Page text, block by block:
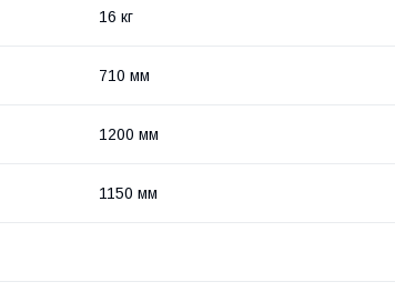
16 кг
710 мм
1200 мм
1150 мм